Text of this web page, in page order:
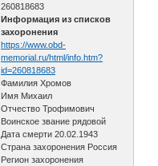
260818683
Информация из списков
захоронения
https://www.obd-
memorial.ru/html/info.htm?
id=260818683
Фамилия Хромов
Имя Михаил
Отчество Трофимович
Воинское звание рядовой
Дата смерти 20.02.1943
Страна захоронения Россия
Регион захоронения